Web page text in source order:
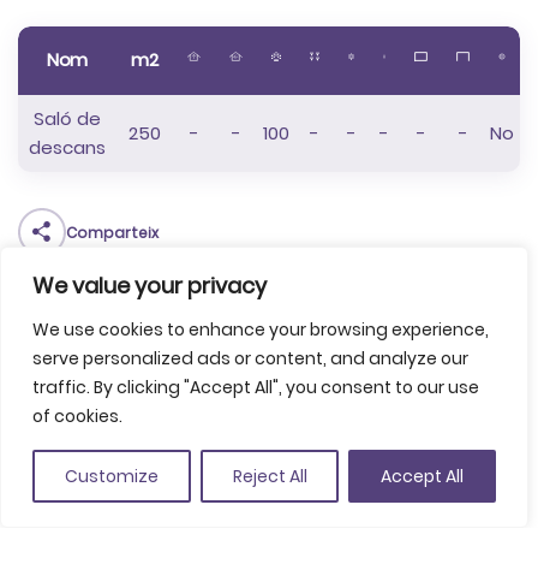
We value your privacy
We use cookies to enhance your browsing experience,
serve personalized ads or content, and analyze our
traffic. By clicking "Accept All", you consent to our use
of cookies.
Customize Reject All Accept All
Nom m2
Saló de
descans
250 - - 100 - - - - - No
Comparteix
Guardar a favorits
Pl. del Vi, 1, 17001 Girona
(Veure a Google Maps)
+34 972 419 018
www.ajuntament.gi